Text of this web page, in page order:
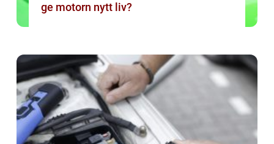
ge motorn nytt liv?